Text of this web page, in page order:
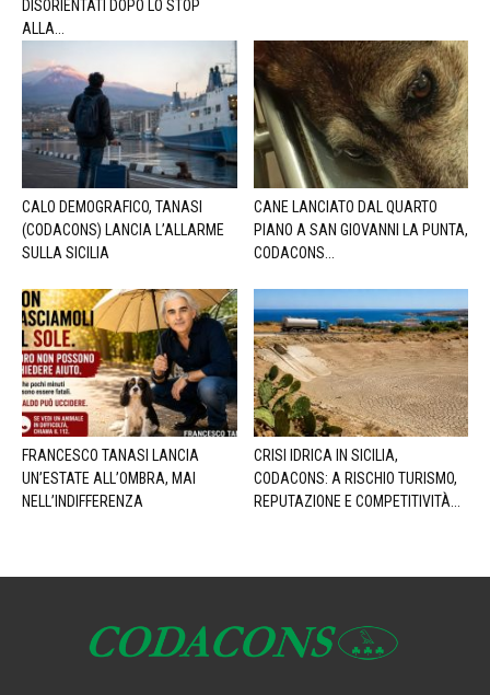
DISORIENTATI DOPO LO STOP
ALLA...
CALO DEMOGRAFICO, TANASI
(CODACONS) LANCIA L’ALLARME
SULLA SICILIA
CANE LANCIATO DAL QUARTO
PIANO A SAN GIOVANNI LA PUNTA,
CODACONS...
FRANCESCO TANASI LANCIA
UN’ESTATE ALL’OMBRA, MAI
NELL’INDIFFERENZA
CRISI IDRICA IN SICILIA,
CODACONS: A RISCHIO TURISMO,
REPUTAZIONE E COMPETITIVITÀ...